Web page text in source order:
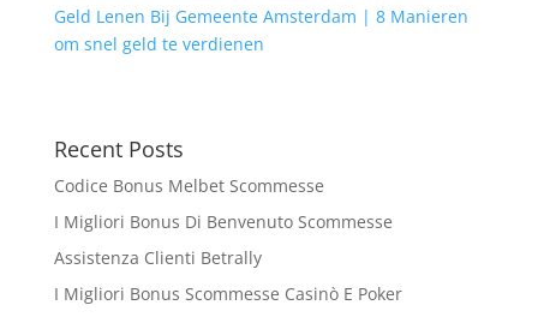
Geld Lenen Bij Gemeente Amsterdam | 8 Manieren
om snel geld te verdienen
Recent Posts
Codice Bonus Melbet Scommesse
I Migliori Bonus Di Benvenuto Scommesse
Assistenza Clienti Betrally
I Migliori Bonus Scommesse Casinò E Poker